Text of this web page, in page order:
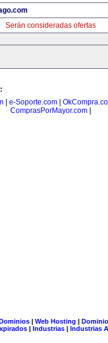
Serán consideradas ofertas
e-Soporte.com
ComprasPorMayor.com
| Web Hosting |
| Industrias | Industrias